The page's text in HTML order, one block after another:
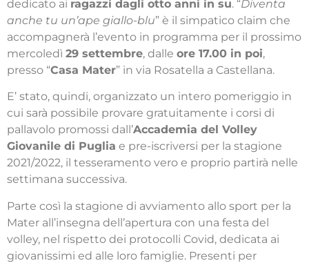
dedicato ai ragazzi dagli otto anni in su. “Diventa
anche tu un’ape giallo-blu” è il simpatico claim che
accompagnerà l’evento in programma per il prossimo
mercoledì 29 settembre, dalle ore 17.00 in poi,
presso “Casa Mater” in via Rosatella a Castellana.
E’ stato, quindi, organizzato un intero pomeriggio in
cui sarà possibile provare gratuitamente i corsi di
pallavolo promossi dall’Accademia del Volley
Giovanile di Puglia e pre-iscriversi per la stagione
2021/2022, il tesseramento vero e proprio partirà nelle
settimana successiva.
Parte così la stagione di avviamento allo sport per la
Mater all’insegna dell’apertura con una festa del
volley, nel rispetto dei protocolli Covid, dedicata ai
giovanissimi ed alle loro famiglie. Presenti per